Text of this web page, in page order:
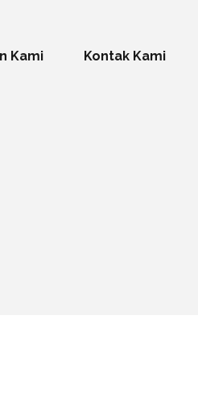
Kami Kontak Kami